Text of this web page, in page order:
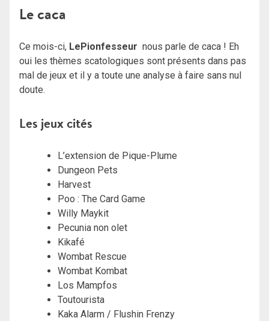
Le caca
Ce mois-ci, LePionfesseur nous parle de caca ! Eh
oui les thèmes scatologiques sont présents dans pas
mal de jeux et il y a toute une analyse à faire sans nul
doute.
Les jeux cités
L’extension de Pique-Plume
Dungeon Pets
Harvest
Poo : The Card Game
Willy Maykit
Pecunia non olet
Kikafé
Wombat Rescue
Wombat Kombat
Los Mampfos
Toutourista
Kaka Alarm / Flushin Frenzy